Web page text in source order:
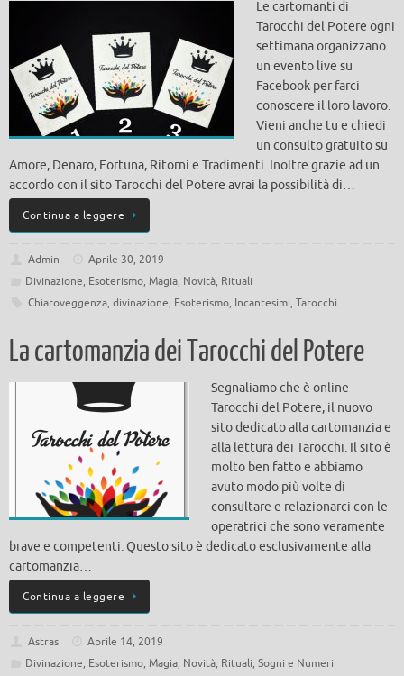
Le cartomanti di
Tarocchi del Potere ogni
settimana organizzano
un evento live su
Facebook per farci
conoscere il loro lavoro.
Vieni anche tu e chiedi
un consulto gratuito su
Amore, Denaro, Fortuna, Ritorni e Tradimenti. Inoltre grazie ad un
accordo con il sito Tarocchi del Potere avrai la possibilità di…
Continua a leggere
Admin
Aprile 30, 2019
Divinazione, Esoterismo, Magia, Novità, Rituali
Chiaroveggenza, divinazione, Esoterismo, Incantesimi, Tarocchi
La cartomanzia dei Tarocchi del Potere
Segnaliamo che è online
Tarocchi del Potere, il nuovo
sito dedicato alla cartomanzia e
alla lettura dei Tarocchi. Il sito è
molto ben fatto e abbiamo
avuto modo più volte di
consultare e relazionarci con le
operatrici che sono veramente
brave e competenti. Questo sito è dedicato esclusivamente alla
cartomanzia…
Continua a leggere
Astras
Aprile 14, 2019
Divinazione, Esoterismo, Magia, Novità, Rituali, Sogni e Numeri